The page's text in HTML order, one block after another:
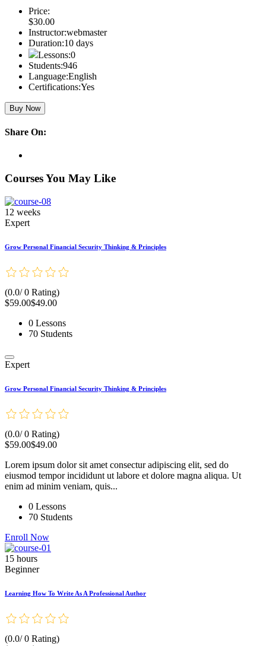
Price:
$30.00
Instructor:webmaster
Duration:10 days
Lessons:0
Students:946
Language:English
Certifications:Yes
Buy Now
Share On:
Courses You May Like
12 weeks
Expert
Grow Personal Financial Security Thinking & Principles
(0.0/ 0 Rating)
$59.00$49.00
0 Lessons
70 Students
Expert
Grow Personal Financial Security Thinking & Principles
(0.0/ 0 Rating)
$59.00$49.00
Lorem ipsum dolor sit amet consectur adipiscing elit, sed do
eiusmod tempor incididunt ut labore et dolore magna aliqua. Ut
enim ad minim veniam, quis...
0 Lessons
70 Students
Enroll Now
15 hours
Beginner
Learning How To Write As A Professional Author
(0.0/ 0 Rating)